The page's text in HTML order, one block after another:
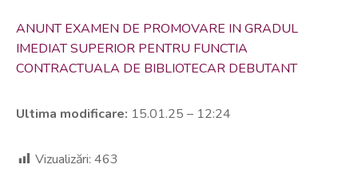
ANUNT EXAMEN DE PROMOVARE IN GRADUL
IMEDIAT SUPERIOR PENTRU FUNCTIA
CONTRACTUALA DE BIBLIOTECAR DEBUTANT
Ultima modificare: 15.01.25 – 12:24
Vizualizări: 463